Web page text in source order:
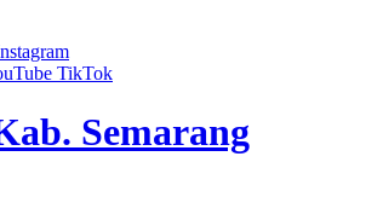
TikTok
Semarang